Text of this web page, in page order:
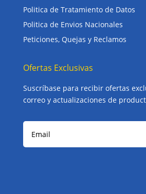
Politica de Tratamiento de Datos
Politica de Envios Nacionales
Peticiones, Quejas y Reclamos
Ofertas Exclusivas
Suscríbase para recibir ofertas
correo y actualizaciones de